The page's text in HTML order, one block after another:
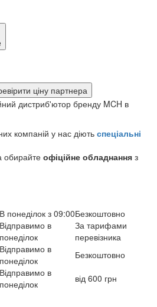
ціну партнера
дистриб'ютор бренду MCH в
компаній у нас діють спеціальні
обирайте офіційне обладнання з
В понеділок з 09:00Безкоштовно
Відправимо в
понеділок
За тарифами
перевізника
Відправимо в
понеділок
Безкоштовно
Відправимо в
понеділок
від 600 грн